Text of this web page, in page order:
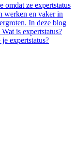
omdat ze expertstatus
werken en vaker in
In deze blog
is expertstatus?
expertstatus?